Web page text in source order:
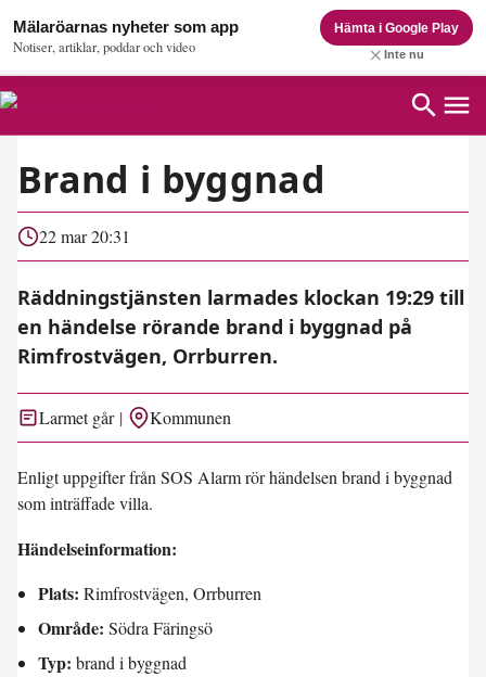
Mälaröarnas nyheter som app
Notiser, artiklar, poddar och video
Hämta i Google Play
Inte nu
Brand i byggnad
22 mar 20:31
Räddningstjänsten larmades klockan 19:29 till
en händelse rörande brand i byggnad på
Rimfrostvägen, Orrburren.
Larmet går Kommunen
Enligt uppgifter från SOS Alarm rör händelsen brand i byggnad
som inträffade villa.
Händelseinformation:
Plats: Rimfrostvägen, Orrburren
Område: Södra Färingsö
Typ: brand i byggnad